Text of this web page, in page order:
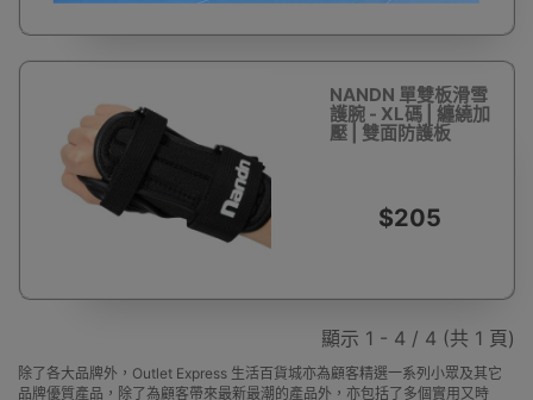
NANDN 單雙板滑雪
護腕 - XL碼 | 纏繞加
壓 | 雙面防護板
$205
顯示 1 - 4 / 4 (共 1 頁)
除了各大品牌外，Outlet Express 生活百貨城亦為顧客精選一系列小眾及其它
品牌優質產品，除了為顧客帶來最新最潮的產品外，亦包括了多個實用又時